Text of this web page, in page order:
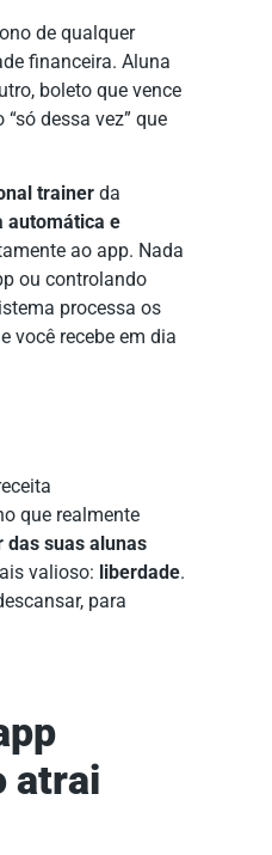
de qualquer
financeira. Aluna
boleto que vence
dessa vez” que
trainer da
automática e
ao app. Nada
ou controlando
processa os
você recebe em dia
que realmente
das suas alunas
valioso: liberdade.
para
atrai